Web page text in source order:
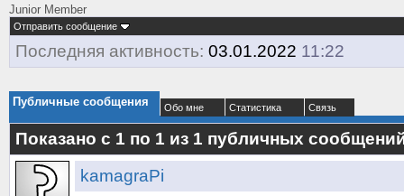
Junior Member
Отправить сообщение
Последняя активность: 03.01.2022 11:22
Публичные сообщения Обо мне Статистика Связь
Показано с 1 по 1 из 1 публичных
kamagraPi